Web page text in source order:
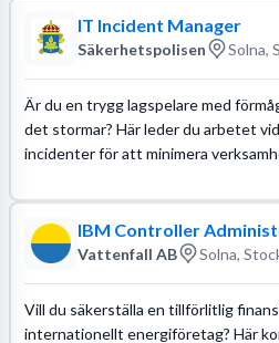
IT Incident Manager
Säkerhetspolisen Solna,
Är du en trygg lagspelare med
det stormar? Här leder du arbetet
incidenter för att minimera
IBM Controller
Vattenfall AB Solna,
Vill du säkerställa en tillförlitlig
internationellt energiföretag? Här